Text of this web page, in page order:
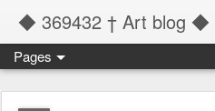
◆ 369432 † Art blog ◆
Pages